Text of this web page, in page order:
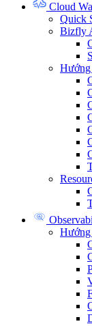
Cloud
Quick
Bizfly
Hướng
Hướng